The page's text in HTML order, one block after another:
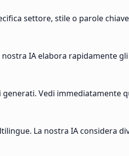
settore, stile o parole
IA elabora rapidamente
Vedi
La nostra IA considera